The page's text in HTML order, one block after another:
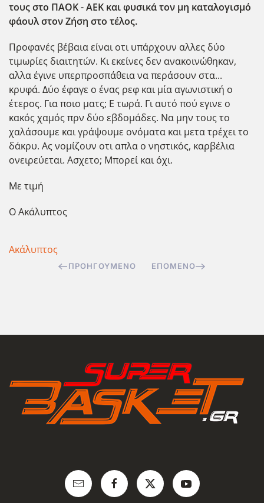
τους στο ΠΑΟΚ - ΑΕΚ και φυσικά τον μη καταλογισμό
φάουλ στον Ζήση στο τέλος.
Προφανές βέβαια είναι οτι υπάρχουν αλλες δύο
τιμωρίες διαιτητών. Κι εκείνες δεν ανακοινώθηκαν,
αλλα έγινε υπερπροσπάθεια να περάσουν στα...
κρυφά. Δύο έφαγε ο ένας ρεφ και μία αγωνιστική ο
έτερος. Για ποιο ματς; Ε τωρά. Γι αυτό πού εγινε ο
κακός χαμός πρν δύο εβδομάδες. Να μην τους το
χαλάσουμε και γράψουμε ονόματα και μετα τρέχει το
δάκρυ. Ας νομίζουν οτι απλα ο νηστικός, καρβέλια
ονειρεύεται. Ασχετο; Μπορεί και όχι.
Με τιμή
Ο Ακάλυπτος
Ακάλυπτος
ΠΡΟΗΓΟΎΜΕΝΟ ΕΠΌΜΕΝΟ